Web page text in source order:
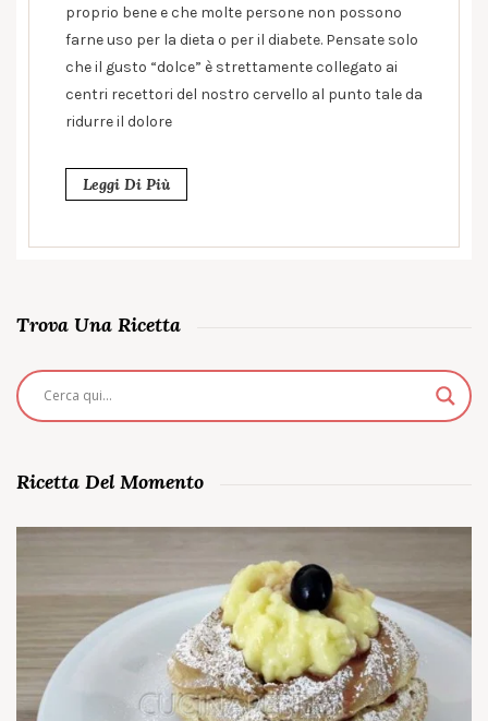
proprio bene e che molte persone non possono
farne uso per la dieta o per il diabete. Pensate solo
che il gusto “dolce” è strettamente collegato ai
centri recettori del nostro cervello al punto tale da
ridurre il dolore
Leggi Di Più
Trova Una Ricetta
Ricetta Del Momento